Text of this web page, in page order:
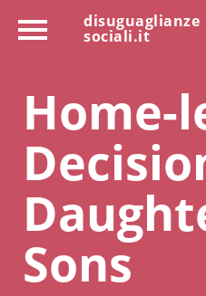
disuguaglianze
sociali.it
Home-
Sons